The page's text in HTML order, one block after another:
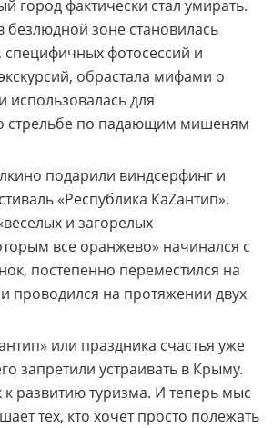
город фактически стал умирать.
зоне становилась
специфичных фотосессий и
обрастала мифами о
использовалась для
стрельбе по падающим мишеням
подарили виндсерфинг и
«Республика КаZантип».
и загорелых
все оранжево» начинался с
постепенно переместился на
проводился на протяжении двух
или праздника счастья уже
запретили устраивать в Крыму.
развитию туризма. И теперь мыс
тех, кто хочет просто полежать